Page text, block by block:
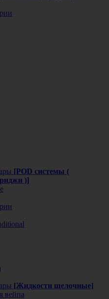
[POD системы (
)]
[Жидкости щелочные]
вейпа